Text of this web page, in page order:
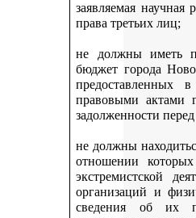
заявляемая
права третьих лиц;
не должны иметь
бюджет города
предоставленных
правовыми актами
задолженности
не должны
отношении
экстремистской
организаций и
сведения об их